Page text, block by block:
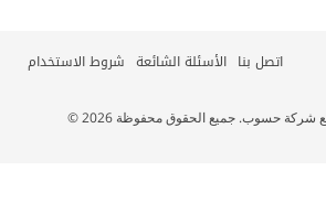
اتصل بنا الأسئلة الشائعة شروط الاستخدام
مشاريع شركة حسوب. جميع الحقوق محفوظة